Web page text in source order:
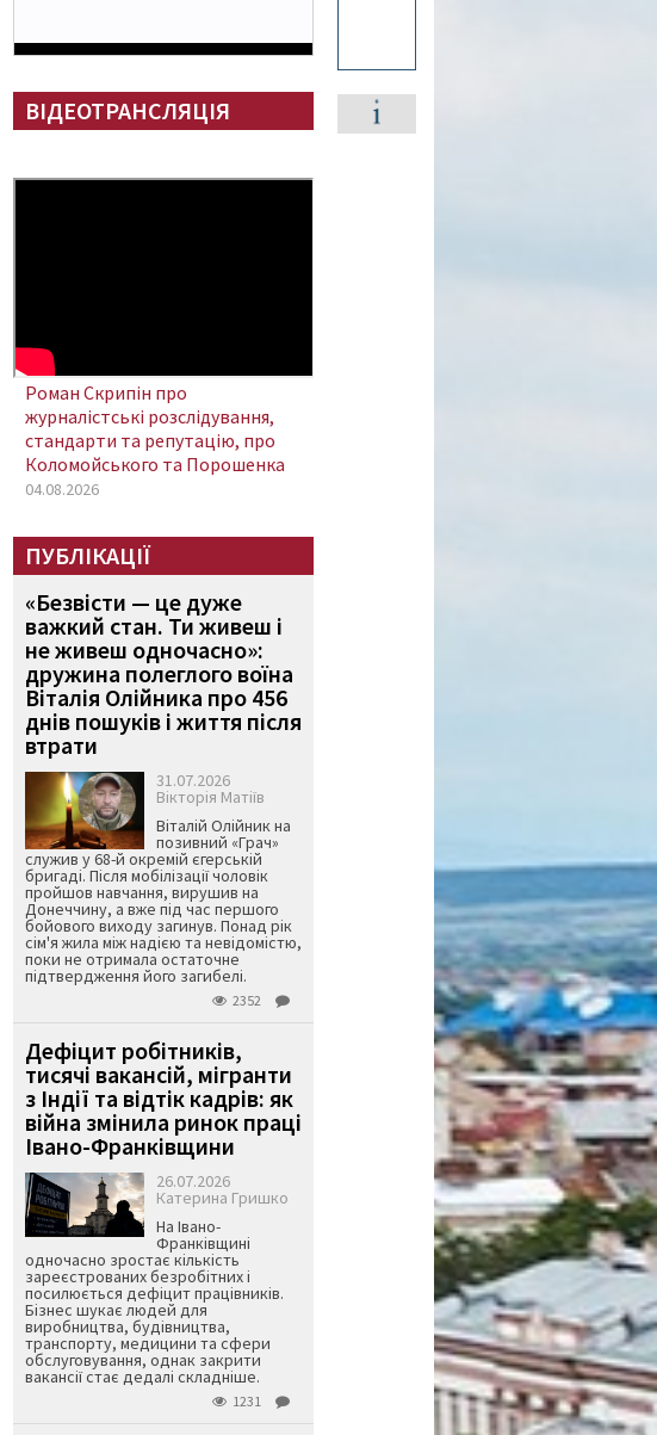
ВІДЕОТРАНСЛЯЦІЯ
Роман Скрипін про
журналістські розслідування,
стандарти та репутацію, про
Коломойського та Порошенка
04.08.2026
ПУБЛІКАЦІЇ
«Безвісти — це дуже
важкий стан. Ти живеш і
не живеш одночасно»:
дружина полеглого воїна
Віталія Олійника про 456
днів пошуків і життя після
втрати
31.07.2026
Вікторія Матіїв
Віталій Олійник на
позивний «Грач»
служив у 68-й окремій єгерській
бригаді. Після мобілізації чоловік
пройшов навчання, вирушив на
Донеччину, а вже під час першого
бойового виходу загинув. Понад рік
сім'я жила між надією та невідомістю,
поки не отримала остаточне
підтвердження його загибелі.
2352
Дефіцит робітників,
тисячі вакансій, мігранти
з Індії та відтік кадрів: як
війна змінила ринок праці
Івано-Франківщини
26.07.2026
Катерина Гришко
На Івано-
Франківщині
одночасно зростає кількість
зареєстрованих безробітних і
посилюється дефіцит працівників.
Бізнес шукає людей для
виробництва, будівництва,
транспорту, медицини та сфери
обслуговування, однак закрити
вакансії стає дедалі складніше.
1231